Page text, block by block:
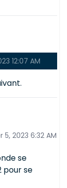
12:07 AM
2023 6:32 AM
se
pour se